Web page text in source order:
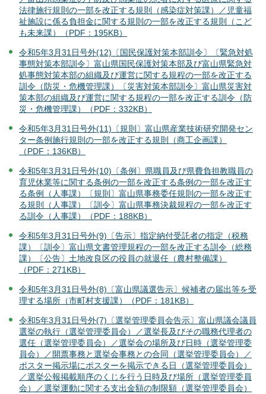
法律施行規則の一部を改正する規則（感染症対策課）／児童福
祉施設に係る負担金に関する規則の一部を改正する規則（こど
も未来課）（PDF：195KB）
令和5年3月31日号外(12)〔国民保護対策本部訓令〕〔緊急対処
事態対策本部訓令〕富山県国民保護対策本部及び富山県緊急対
処事態対策本部の組織及び運営に関する規程の一部を改正する
訓令（防災・危機管理課）〔災害対策本部訓令〕富山県災害対
策本部の組織及び運営に関する規程の一部を改正する訓令（防
災・危機管理課）（PDF：332KB）
令和5年3月31日号外(11)〔規則〕富山県産業技術研究開発セン
ター条例施行規則の一部を改正する規則（商工企画課）
（PDF：136KB）
令和5年3月31日号外(10)〔条例〕県職員及び県費負担教職員の
育児休業等に関する条例の一部を改正する条例の一部を改正す
る条例（人事課）〔規則〕富山県事務委任規則の一部を改正す
る規則（人事課）〔訓令〕富山県事務決裁規程の一部を改正す
る訓令（人事課）（PDF：188KB）
令和5年3月31日号外(9)〔告示〕指定納付受託者の指定（税務
課）〔訓令〕富山県文書管理規程の一部を改正する訓令（総務
課）〔公告〕土地改良区の役員の就退任（農村整備課）
（PDF：271KB）
令和5年3月31日号外(8)〔富山県議選告示〕候補者の届出等を受
理する場所（市町村支援課）（PDF：181KB）
令和5年3月31日号外(7)〔選挙管理委員会告示〕富山県議会議員
選挙の執行（選挙管理委員会）／選挙長及びその職務代理者の
選任（選挙管理委員会）／選挙会の場所及び日時（選挙管理委
員会）／開票事務と選挙会事務との合同（選挙管理委員会）／
ポスター掲示場にポスターを掲示できる日（選挙管理委員会）
／選挙公報掲載順序のくじを行う日時及び場所（選挙管理委員
会）／選挙運動に関する支出金額の制限額（選挙管理委員会）